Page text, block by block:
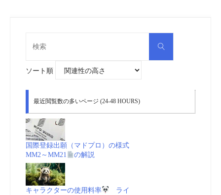
検
ソート順
最近閲覧数の多いページ (24-48 HOURS)
国際登録出願（マドプロ）の様式
MM2～MM21
の解説
キャラクターの使用料率
ライ